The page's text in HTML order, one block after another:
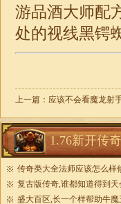
游品酒大师配
处的视线黑锷
上一篇： 应该不会看魔龙射
1.76新开传奇
传奇类大全法师应该怎么样
复古版传奇,谁都知道得到
盛大百区,长一个样帮助牛